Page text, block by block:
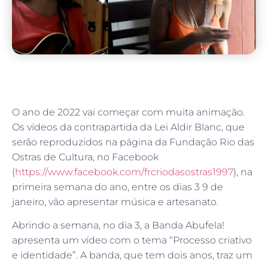
O ano de 2022 vai começar com muita animação.
Os vídeos da contrapartida da Lei Aldir Blanc, que
serão reproduzidos na página da Fundação Rio das
Ostras de Cultura, no Facebook
(https://www.facebook.com/frcriodasostras1997), na
primeira semana do ano, entre os dias 3 9 de
janeiro, vão apresentar música e artesanato.
Abrindo a semana, no dia 3, a Banda Abufela!
apresenta um vídeo com o tema “Processo criativo
e identidade”. A banda, que tem dois anos, traz um